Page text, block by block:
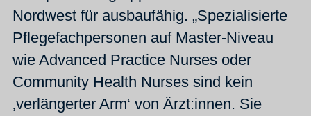
Nordwest für ausbaufähig. „Spezialisierte
Pflegefachpersonen auf Master-Niveau
wie Advanced Practice Nurses oder
Community Health Nurses sind kein
‚verlängerter Arm‘ von Ärzt:innen. Sie